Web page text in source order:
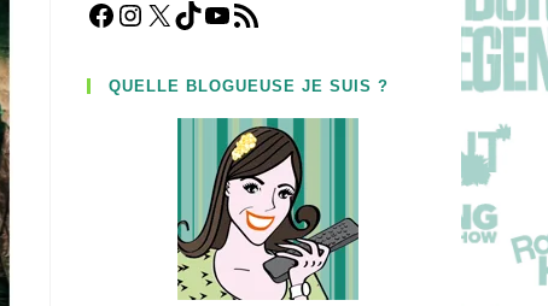
Facebook
Instagram
X TikTokYouTube
Flux RSS
QUELLE BLOGUEUSE JE SUIS ?